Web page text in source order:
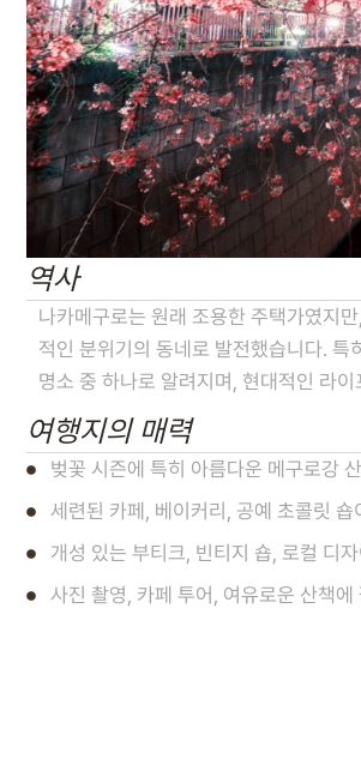
역사
나카메구로는 원래 조용한 주택가였지
적인 분위기의 동네로 발전했습니다.
명소 중 하나로 알려지며, 현대적인 라
여행지의 매력
벚꽃 시즌에 특히 아름다운 메구로강
세련된 카페, 베이커리, 공예 초콜릿 숍
개성 있는 부티크, 빈티지 숍, 로컬 디
사진 촬영, 카페 투어, 여유로운 산책